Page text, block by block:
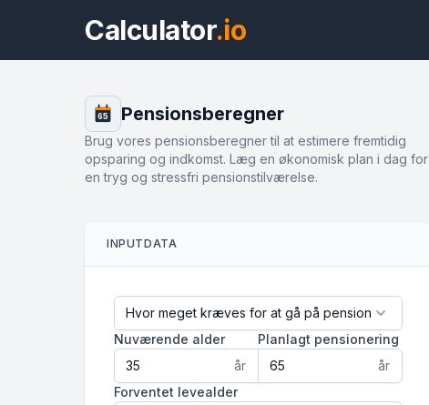
Calculator.io
65 Pensionsberegner
Brug vores pensionsberegner til at estimere fremtidig
opsparing og indkomst. Læg en økonomisk plan i dag for
en tryg og stressfri pensionstilværelse.
INPUTDATA
Nuværende alder
år
Planlagt pensionering
år
Forventet levealder